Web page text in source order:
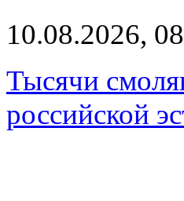
10.08.2026,
Тысячи
российской